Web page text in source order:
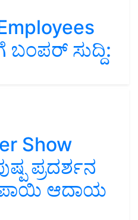
ಸುದ್ದಿ:
Show
ಪ್ರದರ್ಶನ
ಆದಾಯ